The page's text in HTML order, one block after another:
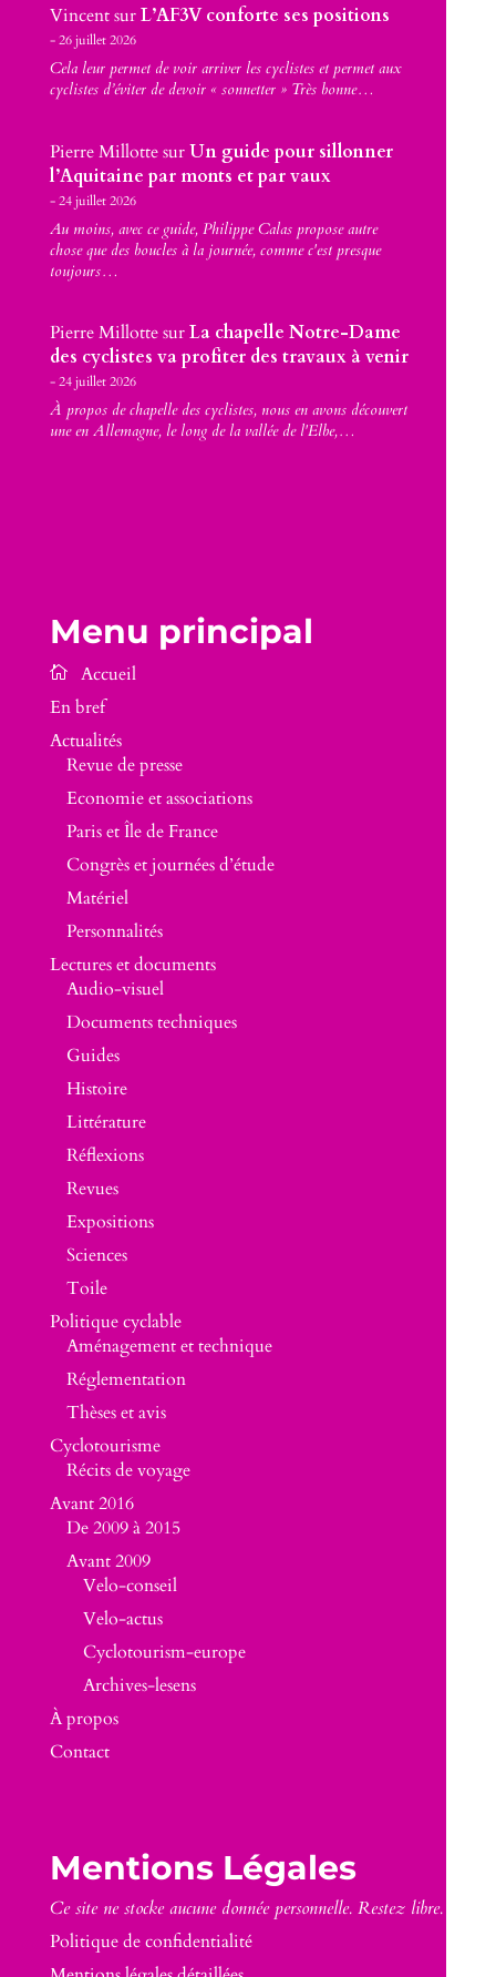
VincentsurL’AF3V conforte ses positions
26 juillet 2026
Cela leur permet de voir arriver les cyclistes et permet aux
cyclistes d’éviter de devoir « sonnetter » Très bonne…
Pierre MillottesurUn guide pour sillonner
l’Aquitaine par monts et par vaux
24 juillet 2026
Au moins, avec ce guide, Philippe Calas propose autre
chose que des boucles à la journée, comme c'est presque
toujours…
Pierre MillottesurLa chapelle Notre-Dame
des cyclistes va profiter des travaux à venir
24 juillet 2026
À propos de chapelle des cyclistes, nous en avons découvert
une en Allemagne, le long de la vallée de l'Elbe,…
Menu principal
En bref
Actualités
Revue de presse
Economie et associations
Paris et Île de France
Congrès et journées d’étude
Matériel
Personnalités
Lectures et documents
Audio-visuel
Documents techniques
Guides
Histoire
Littérature
Réflexions
Revues
Expositions
Sciences
Toile
Politique cyclable
Aménagement et technique
Réglementation
Thèses et avis
Cyclotourisme
Récits de voyage
Avant 2016
De 2009 à 2015
Avant 2009
Velo-conseil
Velo-actus
Cyclotourism-europe
Archives-lesens
À propos
Contact
Mentions Légales
Ce site ne stocke aucune donnée personnelle. Restez libre.
Politique de confidentialité